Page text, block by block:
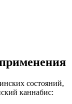
состояний,
каннабис: